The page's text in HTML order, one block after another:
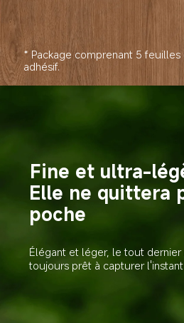
* Package comprenant 5
adhésif.
Fine et ultra-
Elle ne quittera
poche
Élégant et léger, le tout
toujours prêt à capturer